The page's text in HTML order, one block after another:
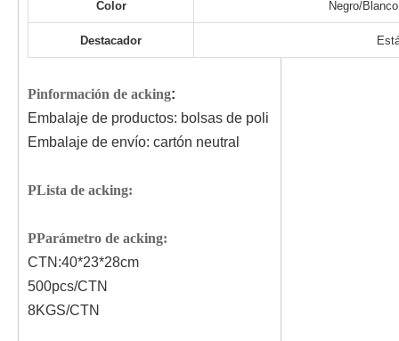
Color Negro/
Destacador
Pinformación de acking:
Embalaje de productos: bolsas de poli
Embalaje de envío: cartón neutral
PLista de acking:
PParámetro de acking:
CTN:40*23*28cm
500pcs/CTN
8KGS/CTN